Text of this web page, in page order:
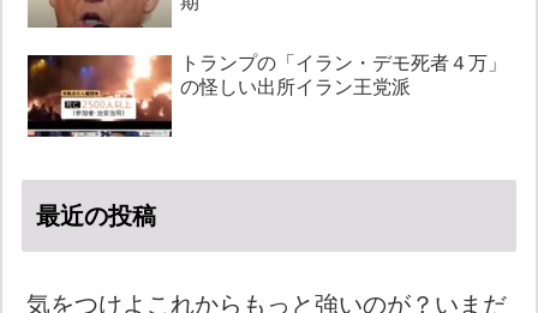
トランプの「イラン・デモ死者４万」
の怪しい出所イラン王党派
最近の投稿
気をつけよこれからもっと強いのが？いまだ